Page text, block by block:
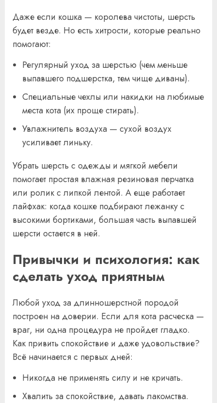
Даже если кошка — королева чистоты, шерсть
будет везде. Но есть хитрости, которые реально
помогают:
Регулярный уход за шерстью (чем меньше
выпавшего подшерстка, тем чище диваны).
Специальные чехлы или накидки на любимые
места кота (их проще стирать).
Увлажнитель воздуха — сухой воздух
усиливает линьку.
Убрать шерсть с одежды и мягкой мебели
помогает простая влажная резиновая перчатка
или ролик с липкой лентой. А еще работает
лайфхак: когда кошке подбирают лежанку с
высокими бортиками, большая часть выпавшей
шерсти остается в ней.
Привычки и психология: как
сделать уход приятным
Любой уход за длинношерстной породой
построен на доверии. Если для кота расческа —
враг, ни одна процедура не пройдет гладко.
Как привить спокойствие и даже удовольствие?
Всё начинается с первых дней:
Никогда не применять силу и не кричать.
Хвалить за спокойствие, давать лакомства.